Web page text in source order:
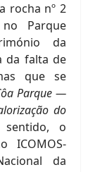
rocha nº 2
Parque
da
da falta de
que se
Parque —
do
o
ICOMOS-
da